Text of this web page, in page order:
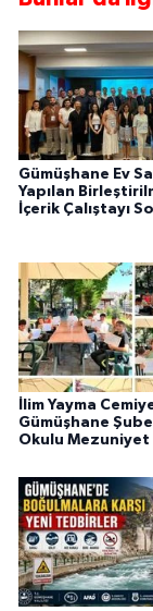
Gümüşhane Ev
Yapılan
İçerik Çalıştayı
İlim Yayma
Gümüşhane
Okulu Mezuniyet